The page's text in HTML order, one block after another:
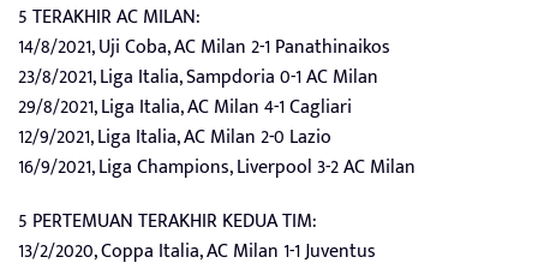
5 TERAKHIR AC MILAN:
14/8/2021, Uji Coba, AC Milan 2-1 Panathinaikos
23/8/2021, Liga Italia, Sampdoria 0-1 AC Milan
29/8/2021, Liga Italia, AC Milan 4-1 Cagliari
12/9/2021, Liga Italia, AC Milan 2-0 Lazio
16/9/2021, Liga Champions, Liverpool 3-2 AC Milan
5 PERTEMUAN TERAKHIR KEDUA TIM:
13/2/2020, Coppa Italia, AC Milan 1-1 Juventus